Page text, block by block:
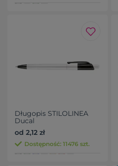
Długopis STILOLINEA
Ducal
od 2,12 zł
Dostępność: 11476 szt.